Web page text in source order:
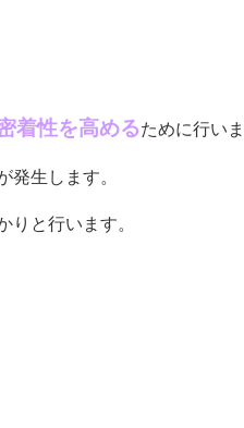
着性を高めるために行い
発生します。
と行います。